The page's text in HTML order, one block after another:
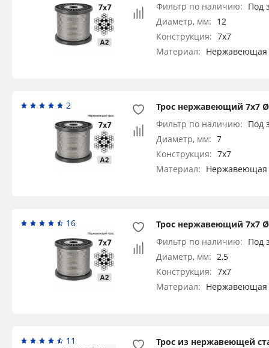
Фильтр по наличию: Под
Диаметр, мм: 12
Конструкция: 7x7
Материал: Нержавеющая
2
Трос нержавеющий 7х7
Фильтр по наличию: Под
Диаметр, мм: 7
Конструкция: 7x7
Материал: Нержавеющая
16
Трос нержавеющий 7х7
Фильтр по наличию: Под
Диаметр, мм: 2,5
Конструкция: 7x7
Материал: Нержавеющая
11
Трос из нержавеющей